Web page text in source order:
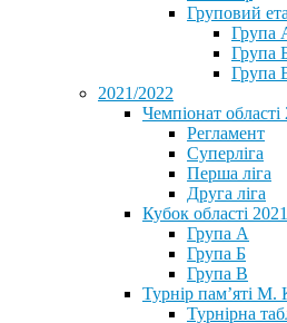
Груповий
Група
Група
Група
2021/2022
Чемпіонат
Регламент
Суперліга
Перша ліга
Друга ліга
Кубок області
Група А
Група Б
Група В
Турнір пам’яті М.
Турнірна